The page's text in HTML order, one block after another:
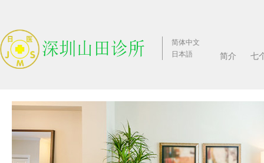
简体中文
日本語
简介 七